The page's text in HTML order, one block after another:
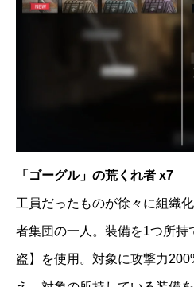
「ゴーグル」の荒くれ者 x7
工員だったものが徐々に組織
者集団の一人。装備を1つ所持
盗】を使用。対象に攻撃力